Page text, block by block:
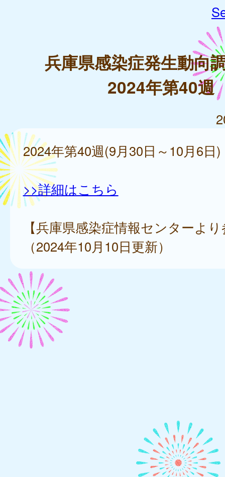
兵庫県感染症発生動向
2024年第40週
2024年第40週(9月30日～10月6日)
>>詳細はこちら
【兵庫県感染症情報センターよ
（2024年10月10日更新）